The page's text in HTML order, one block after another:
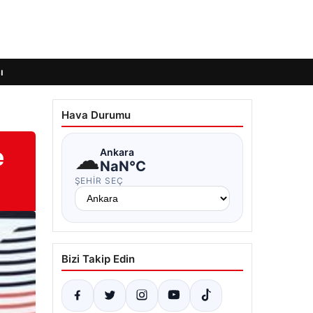
Hava Durumu
☁Ankara
NaN°C
ŞEHIR SEÇ
Bizi Takip Edin